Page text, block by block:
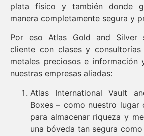
plata físico y también donde
manera completamente segura y
Por eso Atlas Gold and Silver
cliente con clases y consultorías
metales preciosos e información
nuestras empresas aliadas:
Atlas International Vault
Boxes – como nuestro lugar
para almacenar riqueza y
una bóveda tan segura